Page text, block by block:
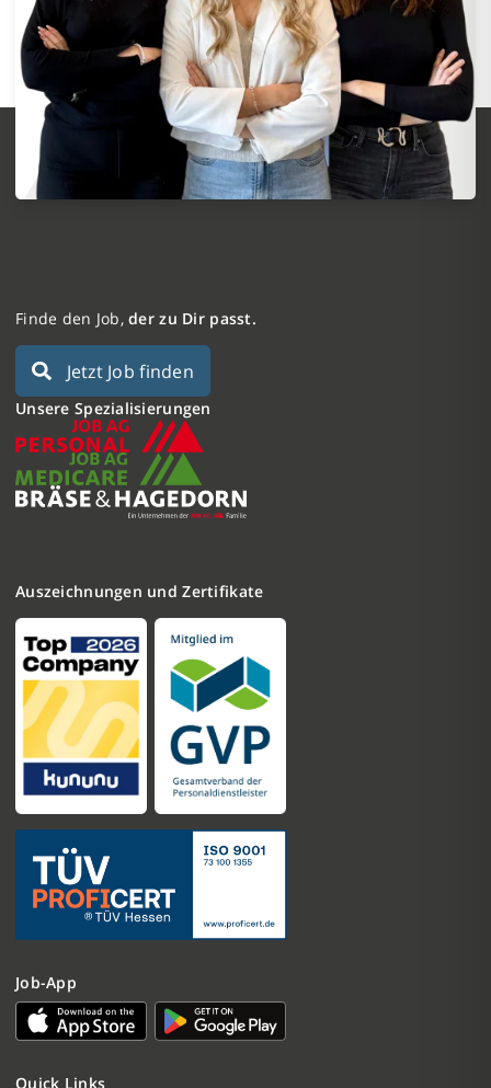
Finde den Job,der zu Dir passt.
Jetzt Job finden
Unsere Spezialisierungen
Auszeichnungen und Zertifikate
Job-App
Quick Links